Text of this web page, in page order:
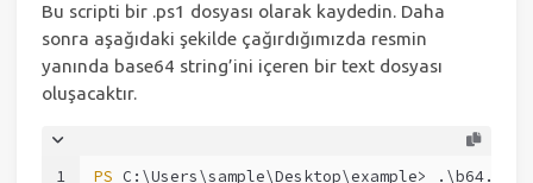
Bu scripti bir .ps1 dosyası olarak kaydedin. Daha
sonra aşağıdaki şekilde çağırdığımızda resmin
yanında base64 string’ini içeren bir text dosyası
oluşacaktır.
1 PS C:\Users\sample\Desktop\example>